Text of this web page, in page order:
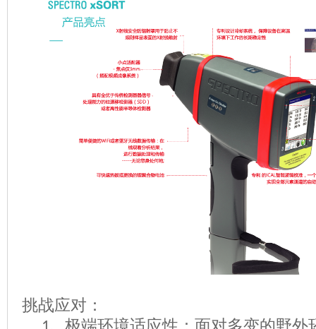
挑战应对：